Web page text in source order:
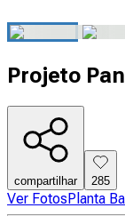
Projeto
compartilhar 285
Ver FotosPlanta